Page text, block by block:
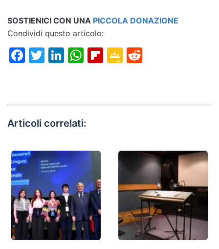
SOSTIENICI CON UNA PICCOLA DONAZIONE
Condividi questo articolo:
Facebook
Twitter
LinkedIn
WhatsApp
Flipboard
Google
Articoli correlati: